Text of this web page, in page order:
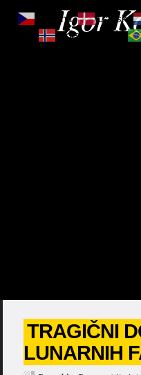
Igor
TRAGIČNI
LUNARNIH
Čeština‎
Dansk
Norsk bokmål